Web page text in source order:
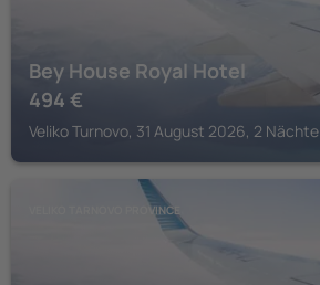
Bey House Royal Hotel
494 €
Veliko Turnovo, 31 August 2026, 2 Nächte
VELIKO TARNOVO PROVINCE